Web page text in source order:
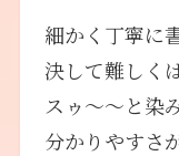
細かく丁寧に
決して難しく
スゥ〜〜と染
分かりやすさ